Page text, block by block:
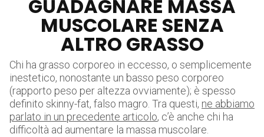
GUADAGNARE MASSA
MUSCOLARE SENZA
ALTRO GRASSO
Chi ha grasso corporeo in eccesso, o semplicemente
inestetico, nonostante un basso peso corporeo
(rapporto peso per altezza ovviamente); è spesso
definito skinny-fat, falso magro. Tra questi, ne abbiamo
parlato in un precedente articolo, c’è anche chi ha
difficoltà ad aumentare la massa muscolare.